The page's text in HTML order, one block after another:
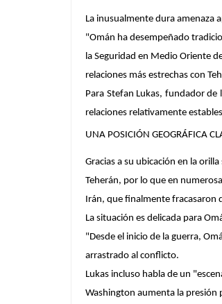
La inusualmente dura amenaza
"Omán ha desempeñado
la Seguridad en Medio Oriente
relaciones más estrechas con
Para Stefan Lukas, fundador
relaciones relativamente
UNA POSICIÓN GEOGRÁFICA
Gracias a su ubicación en la
Teherán, por lo que en
Irán, que finalmente fracasaron
La situación es delicada para
"Desde el inicio de la guerra,
arrastrado al conflicto.
Lukas incluso habla de un
Washington aumenta la presión